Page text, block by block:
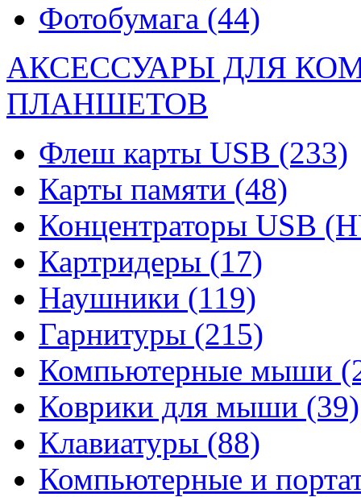
Фотобумага (44)
АКСЕССУАРЫ ДЛЯ
ПЛАНШЕТОВ
Флеш карты USB (233)
Карты памяти (48)
Концентраторы USB
Картридеры (17)
Наушники (119)
Гарнитуры (215)
Компьютерные мыши
Коврики для мыши (39)
Клавиатуры (88)
Компьютерные и